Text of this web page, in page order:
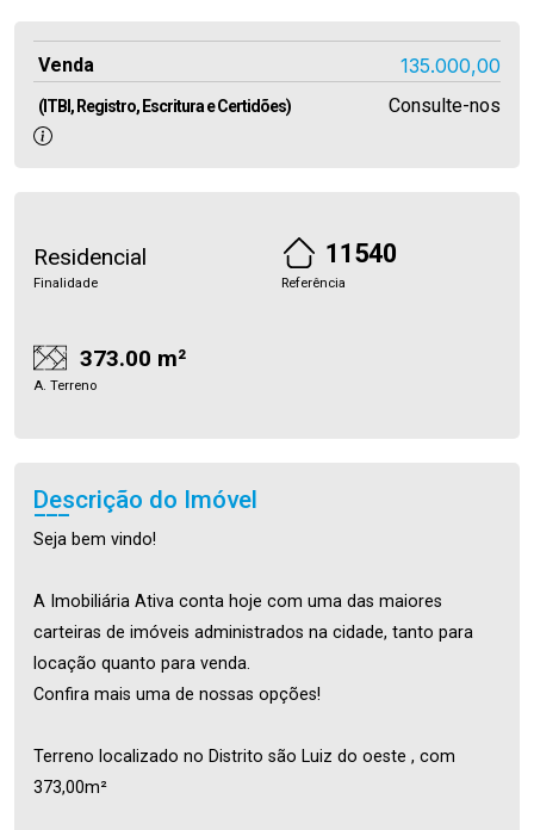
Venda 135.000,00
(ITBI, Registro, Escritura e Certidões) Consulte-nos
Residencial
Finalidade
11540
Referência
373.00 m²
A. Terreno
Descrição do Imóvel
Seja bem vindo!
A Imobiliária Ativa conta hoje com uma das maiores
carteiras de imóveis administrados na cidade, tanto para
locação quanto para venda.
Confira mais uma de nossas opções!
Terreno localizado no Distrito são Luiz do oeste , com
373,00m²